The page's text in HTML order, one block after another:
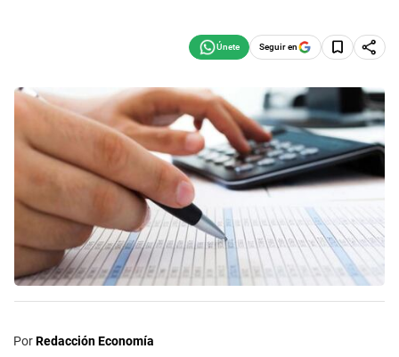
Seguir en
PorRedacción Economía